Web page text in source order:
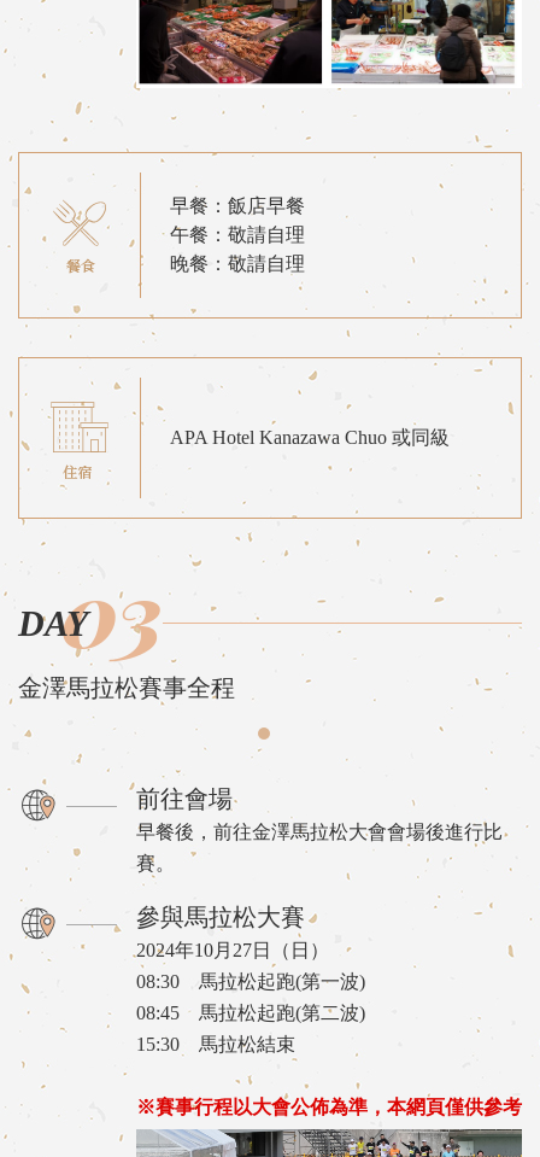
早餐：飯店早餐
午餐：敬請自理
晚餐：敬請自理
APA Hotel Kanazawa Chuo 或同級
DAY03
金澤馬拉松賽事全程
前往會場
早餐後，前往金澤馬拉松大會會場後進行比
賽。
參與馬拉松大賽
2024年10月27日（日）
08:30 馬拉松起跑(第一波)
08:45 馬拉松起跑(第二波)
15:30 馬拉松結束
※賽事行程以大會公佈為準，本網頁僅供參考